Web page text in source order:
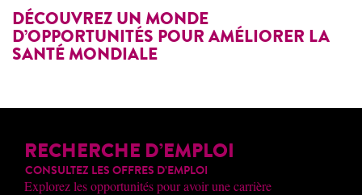
DÉCOUVREZ UN MONDE
D’OPPORTUNITÉS POUR AMÉLIORER LA
SANTÉ MONDIALE
RECHERCHE D’EMPLOI
CONSULTEZ LES OFFRES D’EMPLOI
Explorez les opportunités pour avoir une carrière